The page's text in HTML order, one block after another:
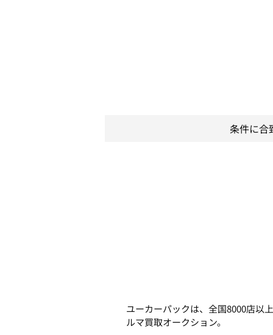
条件に合
ユーカーパックは、全国8000店以
ルマ買取オークション。